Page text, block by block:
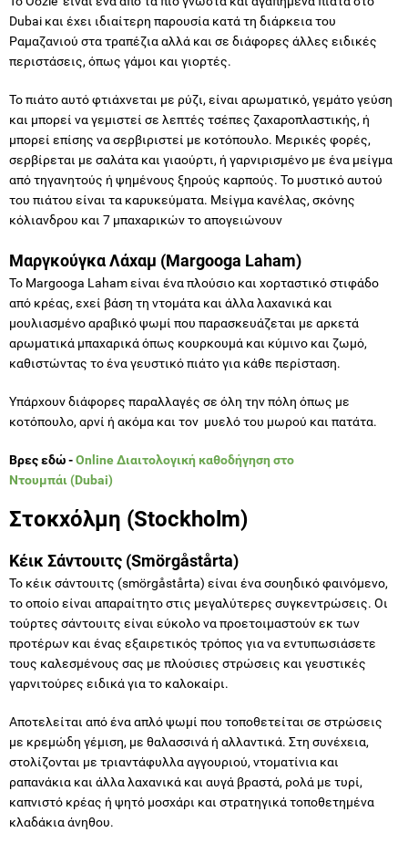
Dubai και έχει ιδιαίτερη παρουσία κατά τη διάρκεια του
Ραμαζανιού στα τραπέζια αλλά και σε διάφορες άλλες ειδικές
περιστάσεις, όπως γάμοι και γιορτές.
Το πιάτο αυτό φτιάχνεται με ρύζι, είναι αρωματικό, γεμάτο γεύση
και μπορεί να γεμιστεί σε λεπτές τσέπες ζαχαροπλαστικής, ή
μπορεί επίσης να σερβιριστεί με κοτόπουλο. Μερικές φορές,
σερβίρεται με σαλάτα και γιαούρτι, ή γαρνιρισμένο με ένα μείγμα
από τηγανητούς ή ψημένους ξηρούς καρπούς. Το μυστικό αυτού
του πιάτου είναι τα καρυκεύματα. Μείγμα κανέλας, σκόνης
κόλιανδρου και 7 μπαχαρικών το απογειώνουν
Μαργκούγκα Λάχαμ (Margooga Laham)
Το Margooga Laham είναι ένα πλούσιο και χορταστικό στιφάδο
από κρέας, εχεί βάση τη ντομάτα και άλλα λαχανικά και
μουλιασμένο αραβικό ψωμί που παρασκευάζεται με αρκετά
αρωματικά μπαχαρικά όπως κουρκουμά και κύμινο και ζωμό,
καθιστώντας το ένα γευστικό πιάτο για κάθε περίσταση.
Υπάρχουν διάφορες παραλλαγές σε όλη την πόλη όπως με
κοτόπουλο, αρνί ή ακόμα και τον μυελό του μωρού και πατάτα.
Βρες εδώ -Online Διαιτολογική καθοδήγηση στο
Ντουμπάι (Dubai)
Στοκχόλμη (Stockholm)
Κέικ Σάντουιτς (Smörgåstårta)
Το κέικ σάντουιτς (smörgåstårta) είναι ένα σουηδικό φαινόμενο,
το οποίο είναι απαραίτητο στις μεγαλύτερες συγκεντρώσεις. Οι
τούρτες σάντουιτς είναι εύκολο να προετοιμαστούν εκ των
προτέρων και ένας εξαιρετικός τρόπος για να εντυπωσιάσετε
τους καλεσμένους σας με πλούσιες στρώσεις και γευστικές
γαρνιτούρες ειδικά για το καλοκαίρι.
Αποτελείται από ένα απλό ψωμί που τοποθετείται σε στρώσεις
με κρεμώδη γέμιση, με θαλασσινά ή αλλαντικά. Στη συνέχεια,
στολίζονται με τριαντάφυλλα αγγουριού, ντοματίνια και
ραπανάκια και άλλα λαχανικά και αυγά βραστά, ρολά με τυρί,
καπνιστό κρέας ή ψητό μοσχάρι και στρατηγικά τοποθετημένα
κλαδάκια άνηθου.